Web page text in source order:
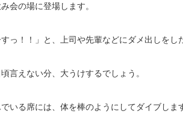
会の場に登場します。
すっ！！」と、上司や先輩などにダメ出しをし
言えない分、大うけするでしょう。
いる席には、体を棒のようにしてダイブしま